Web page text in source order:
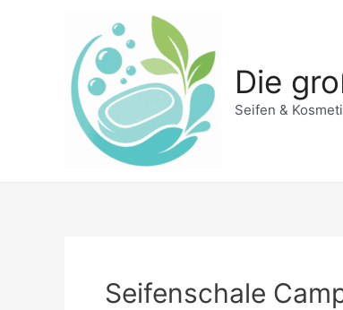
Die
Seifen &
Seifenschale